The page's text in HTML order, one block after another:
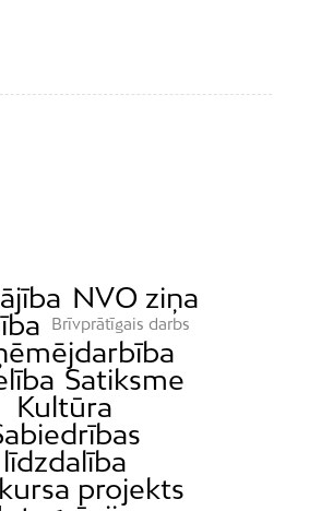
NVO ziņa
Brīvprātīgais darbs
Satiksme
Kultūra
līdzdalība
projekts